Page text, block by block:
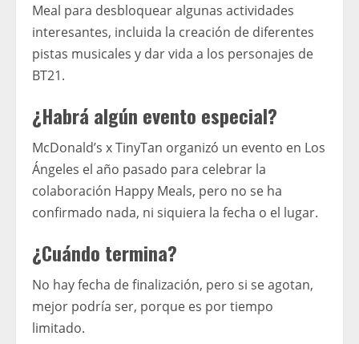
Meal para desbloquear algunas actividades
interesantes, incluida la creación de diferentes
pistas musicales y dar vida a los personajes de
BT21.
¿Habrá algún evento especial?
McDonald’s x TinyTan organizó un evento en Los
Ángeles el año pasado para celebrar la
colaboración Happy Meals, pero no se ha
confirmado nada, ni siquiera la fecha o el lugar.
¿Cuándo termina?
No hay fecha de finalización, pero si se agotan,
mejor podría ser, porque es por tiempo
limitado.